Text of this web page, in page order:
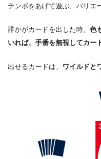
テンポをあげて遊ぶ、バリエ
誰かがカードを出した時、 色
いれば、手番を無視してカー
出せるカードは、 ワイルドと